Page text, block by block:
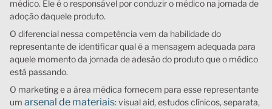
médico. Ele é o responsável por conduzir o médico na jornada de
adoção daquele produto.
O diferencial nessa competência vem da habilidade do
representante de identificar qual é a mensagem adequada para
aquele momento da jornada de adesão do produto que o médico
está passando.
O marketing e a área médica fornecem para esse representante
um arsenal de materiais: visual aid, estudos clínicos, separata,